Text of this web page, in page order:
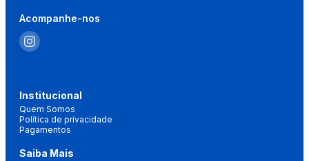
Acompanhe-nos
Institucional
Quem Somos
Política de privacidade
Pagamentos
Saiba Mais